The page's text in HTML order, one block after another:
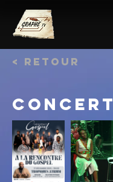
< Retour
Concert